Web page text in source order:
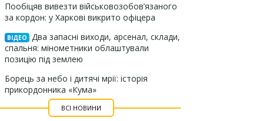
Пообіцяв вивезти військовозобов’язаного
за кордон: у Харкові викрито офіцера
ВІДЕО
Два запасні виходи, арсенал, склади,
спальня: мінометники облаштували
позицію під землею
Борець за небо і дитячі мрії: історія
прикордонника «Кума»
ВСІ НОВИНИ